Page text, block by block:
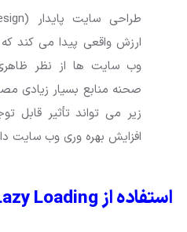
ارزش واقعی پیدا می کند که
وب سایت ها از نظر
صحنه منابع بسیار زیادی
زیر می تواند تأثیر
افزایش بهره وری وب سایت
استفاده از Lazy Loading